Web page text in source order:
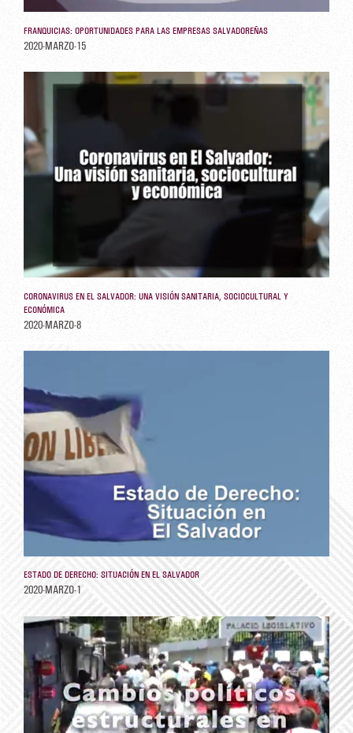
FRANQUICIAS: OPORTUNIDADES PARA LAS EMPRESAS SALVADOREÑAS
2020-MARZO-15
CORONAVIRUS EN EL SALVADOR: UNA VISIÓN SANITARIA, SOCIOCULTURAL Y
ECONÓMICA
2020-MARZO-8
ESTADO DE DERECHO: SITUACIÓN EN EL SALVADOR
2020-MARZO-1